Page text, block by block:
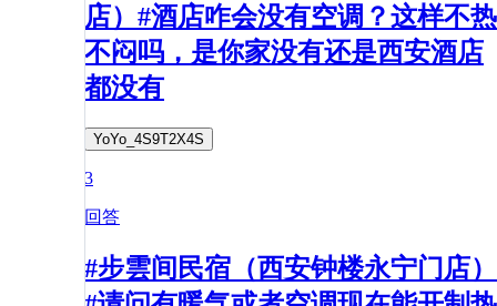
店）#酒店咋会没有空调？这样不热
不闷吗，是你家没有还是西安酒店
都没有
YoYo_4S9T2X4S
3
回答
#步雲间民宿（西安钟楼永宁门店）